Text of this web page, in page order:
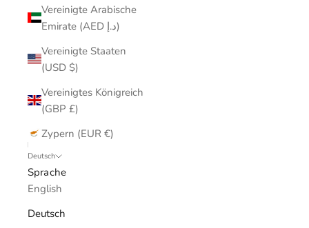
Vereinigte Arabische
Emirate (AED د.إ)
Vereinigte Staaten
(USD $)
Vereinigtes Königreich
(GBP £)
Zypern (EUR €)
Deutsch
Sprache
English
Deutsch